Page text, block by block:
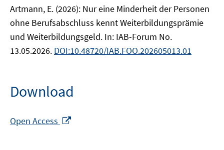
Artmann, E. (2026): Nur eine Minderheit der Personen
ohne Berufsabschluss kennt Weiterbildungsprämie
und Weiterbildungsgeld. In: IAB-Forum No.
13.05.2026. DOI:10.48720/IAB.FOO.202605013.01
Download
Open Access